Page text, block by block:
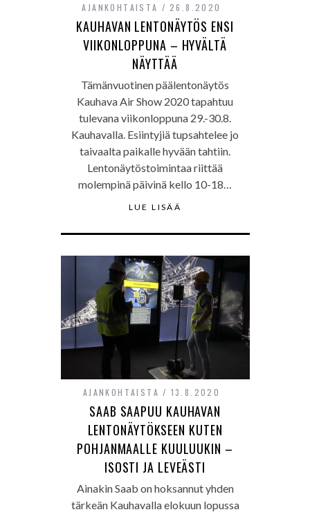
AJANKOHTAISTA 26.8.2020
KAUHAVAN LENTONÄYTÖS ENSI
VIIKONLOPPUNA – HYVÄLTÄ
NÄYTTÄÄ
Tämänvuotinen päälentonäytös
Kauhava Air Show 2020 tapahtuu
tulevana viikonloppuna 29.-30.8.
Kauhavalla. Esiintyjiä tupsahtelee jo
taivaalta paikalle hyvään tahtiin.
Lentonäytöstoimintaa riittää
molempinä päivinä kello 10-18…
LUE LISÄÄ
AJANKOHTAISTA 13.8.2020
SAAB SAAPUU KAUHAVAN
LENTONÄYTÖKSEEN KUTEN
POHJANMAALLE KUULUUKIN –
ISOSTI JA LEVEÄSTI
Ainakin Saab on hoksannut yhden
tärkeän Kauhavalla elokuun lopussa